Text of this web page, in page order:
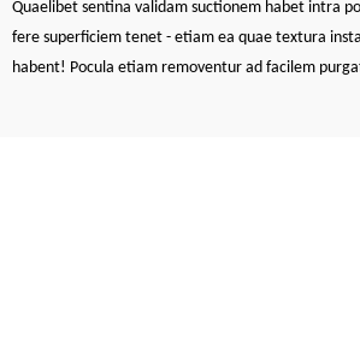
Quaelibet sentina validam suctionem habet intra
fere superficiem tenet - etiam ea quae textura
habent! Pocula etiam removentur ad facilem